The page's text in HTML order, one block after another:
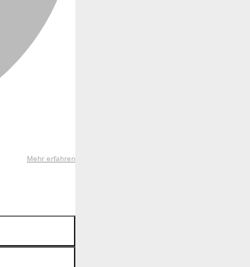
Mehr erfahren